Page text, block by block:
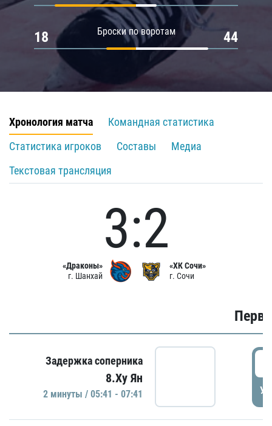
Броски по воротам
18 44
Хронология матча
Командная статистика
Статистика игроков
Составы
Медиа
Текстовая трансляция
«Драконы»
г. Шанхай
3:2
«ХК Сочи»
г. Сочи
Задержка соперника
8.Ху Ян
2 минуты / 05:41 - 07:41